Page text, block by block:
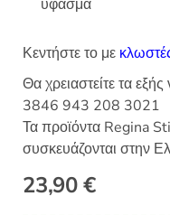
ύφασμα
Κεντήστε το με
Θα χρειαστείτε τα
3846 943 208 3021
Τα προϊόντα Regina
συσκευάζονται στην
23,90€